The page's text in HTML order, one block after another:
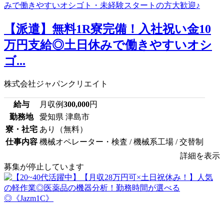
【派遣】無料1R寮完備！入社祝い金10
万円支給◎土日休みで働きやすいオシ
ゴ...
株式会社ジャパンクリエイト
給与 月収例300,000円
勤務地
愛知県 津島市
寮・社宅 あり（無料）
仕事内容 機械オペレーター・検査 / 機械系工場 / 交替制
詳細を表示
募集が停止しています